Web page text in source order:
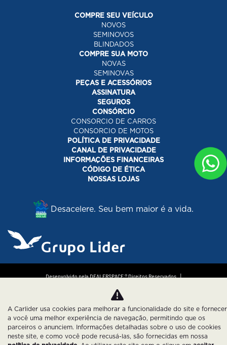
COMPRE SEU VEÍCULO
NOVOS
SEMINOVOS
BLINDADOS
COMPRE SUA MOTO
NOVAS
SEMINOVAS
PEÇAS E ACESSÓRIOS
ASSINATURA
SEGUROS
CONSÓRCIO
CONSORCIO DE CARROS
CONSORCIO DE MOTOS
POLÍTICA DE PRIVACIDADE
CANAL DE PRIVACIDADE
INFORMAÇÕES FINANCEIRAS
CÓDIGO DE ÉTICA
NOSSAS LOJAS
Desacelere. Seu bem maior é a vida.
Desenvolvido pela DEALERSPACE ® Direitos Reservados.
Política de Privacidade
A Carlider usa cookies para melhorar a funcionalidade do site e fornecer
a você uma melhor experiência de navegação, permitindo que os
parceiros o anunciem. Informações detalhadas sobre o uso de cookies
neste site, e como você pode recusá-las, são fornecidas em nossa